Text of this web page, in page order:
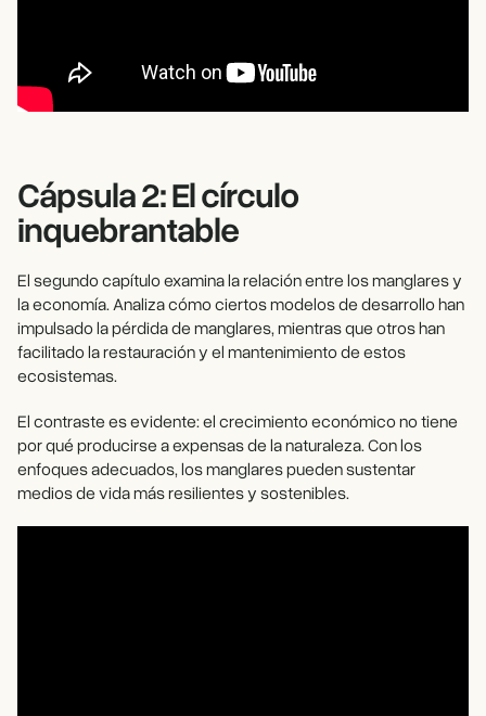
Cápsula 2: El círculo
inquebrantable
El segundo capítulo examina la relación entre los manglares y
la economía. Analiza cómo ciertos modelos de desarrollo han
impulsado la pérdida de manglares, mientras que otros han
facilitado la restauración y el mantenimiento de estos
ecosistemas.
El contraste es evidente: el crecimiento económico no tiene
por qué producirse a expensas de la naturaleza. Con los
enfoques adecuados, los manglares pueden sustentar
medios de vida más resilientes y sostenibles.